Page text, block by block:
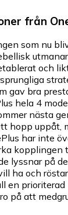
från
som nu
och
gav bra
hela 4
nästa
hopp uppåt,
har inte
kopplingen
lyssnar på
ha och
en prioriterad
på att